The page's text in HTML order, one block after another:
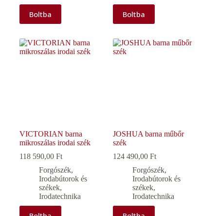
Boltba Boltba
VICTORIAN barna
mikroszálas irodai szék
118 590,00 Ft
Forgószék,
Irodabútorok és
székek,
Irodatechnika
JOSHUA barna műbőr
szék
124 490,00Ft
Forgószék,
Irodabútorok és
székek,
Irodatechnika